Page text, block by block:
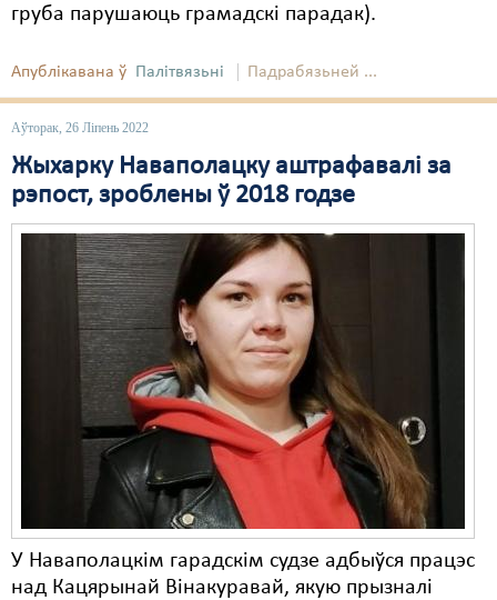
груба парушаюць грамадскі парадак).
Апублікавана ў Палітвязьні Падрабязьней ...
Аўторак, 26 Ліпень 2022
Жыхарку Наваполацку аштрафавалі за
рэпост, зроблены ў 2018 годзе
У Наваполацкім гарадскім судзе адбыўся працэс
над Кацярынай Вінакуравай, якую прызналі
Распальваньне варожасьці
Рознае
Свабода слова
Свабода сумленьня
Сьмяротнае пакараньне
Правы працоўных
Сацыяльныя правы